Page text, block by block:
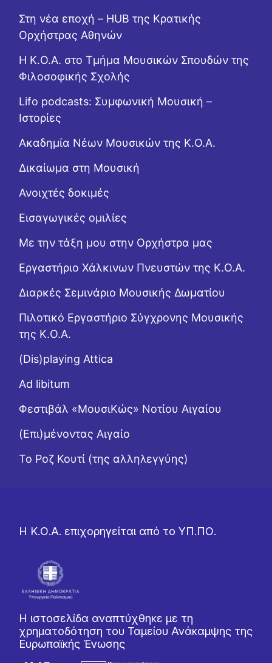
Στη νέα εποχή – HUB της Κρατικής
Ορχήστρας Αθηνών
Η Κ.Ο.Α. στο Τμήμα Μουσικών Σπουδών της
Φιλοσοφικής Σχολής
Lifo podcasts: Συμφωνική Μουσική –
Ιστορίες
Ακαδημία Νέων Μουσικών της Κ.Ο.Α.
Δικαίωμα στη Μουσική
Ανοιχτές δοκιμές
Εισαγωγικές ομιλίες
Με την τάξη μου στην Ορχήστρα μας
Εργαστήριo Χάλκινων Πνευστών της Κ.Ο.Α.
Διαρκές Σεμινάριο Μουσικής Δωματίου
Πιλοτικό Εργαστήριο Σύγχρονης Μουσικής
της Κ.Ο.Α.
(Dis)playing Attica
Ad libitum
Φεστιβάλ «ΜουσιΚώς» Νοτίου Αιγαίου
(Επι)μένοντας Αιγαίο
Το Ροζ Κουτί (της αλληλεγγύης)
Η Κ.Ο.Α. επιχορηγείται από το ΥΠ.ΠΟ.
Η ιστοσελίδα αναπτύχθηκε με τη
χρηματοδότηση του Ταμείου Ανάκαμψης της
Ευρωπαϊκής Ένωσης